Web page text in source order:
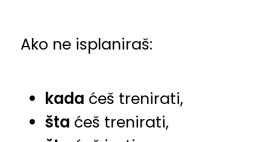
Ako ne isplaniraš:
kada ćeš trenirati,
šta ćeš trenirati,